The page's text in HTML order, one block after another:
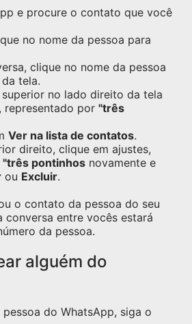
e procure o contato que você
no nome da pessoa para
clique no nome da pessoa
tela.
no lado direito da tela
representado por "três
Ver na lista de contatos.
direito, clique em ajustes,
"três pontinhos novamente e
ou Excluir.
o contato da pessoa do seu
conversa entre vocês estará
da pessoa.
alguém do
do WhatsApp, siga o